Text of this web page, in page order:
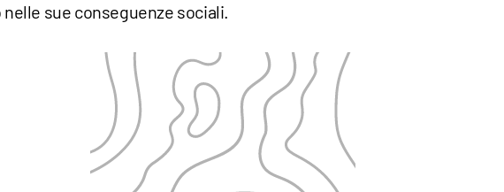
nelle sue conseguenze sociali.